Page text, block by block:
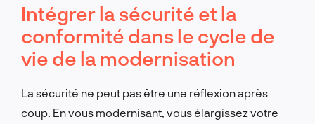
Intégrer la sécurité et la
conformité dans le cycle de
vie de la modernisation
La sécurité ne peut pas être une réflexion après
coup. En vous modernisant, vous élargissez votre